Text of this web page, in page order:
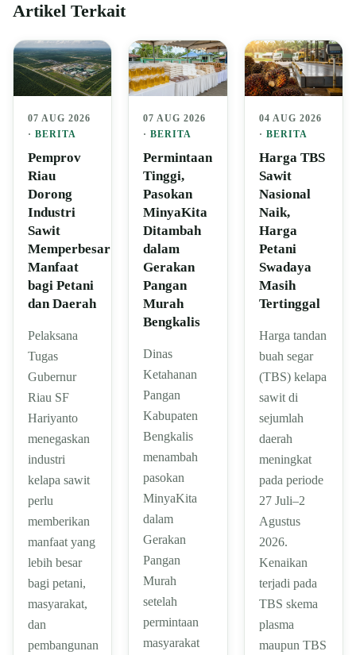
Artikel Terkait
07 AUG 2026
· BERITA
Pemprov
Riau
Dorong
Industri
Sawit
Memperbesar
Manfaat
bagi Petani
dan Daerah
Pelaksana
Tugas
Gubernur
Riau SF
Hariyanto
menegaskan
industri
kelapa sawit
perlu
memberikan
manfaat yang
lebih besar
bagi petani,
masyarakat,
dan
pembangunan
07 AUG 2026
·BERITA
Permintaan
Tinggi,
Pasokan
MinyaKita
Ditambah
dalam
Gerakan
Pangan
Murah
Bengkalis
Dinas
Ketahanan
Pangan
Kabupaten
Bengkalis
menambah
pasokan
MinyaKita
dalam
Gerakan
Pangan
Murah
setelah
permintaan
masyarakat
04 AUG 2026
· BERITA
Harga TBS
Sawit
Nasional
Naik,
Harga
Petani
Swadaya
Masih
Tertinggal
Harga tandan
buah segar
(TBS) kelapa
sawit di
sejumlah
daerah
meningkat
pada periode
27 Juli–2
Agustus
2026.
Kenaikan
terjadi pada
TBS skema
plasma
maupun TBS